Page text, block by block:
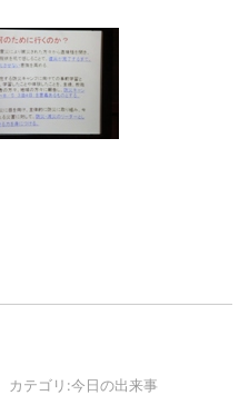
カテゴリ:今日の出来事